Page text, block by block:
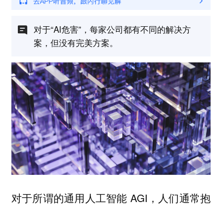
对于“AI危害”，每家公司都有不同的解决方
案，但没有完美方案。
对于所谓的通用人工智能 AGI，人们通常抱